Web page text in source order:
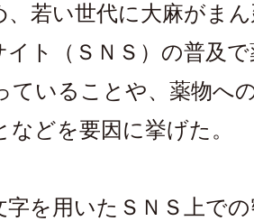
、若い世代に大麻がま
イト（ＳＮＳ）の普及
ていることや、薬物へ
などを要因に挙げた。
を用いたＳＮＳ上で